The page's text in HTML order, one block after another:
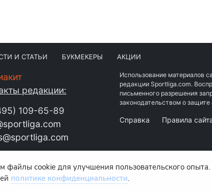
И СТАТЬИ БУКМЕКЕРЫ АКЦИИ
редакции:
109-65-89
Использование материалов
редакции Sportliga.com.
письменного разрешения
законодательством о защите
Справка Правила
Средство массовой
издание "www.sportliga.com"
файлы cookie для улучшения пользовательского
политике конфиденциальности.